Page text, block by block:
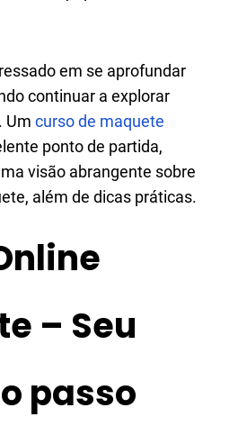
em se aprofundar
continuar a explorar
Um curso de maquete
ponto de partida,
visão abrangente sobre
além de dicas práticas.
– Seu
passo